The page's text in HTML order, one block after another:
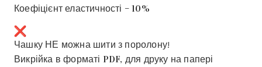
Коефіцієнт еластичності – 10%
Чашку НЕ можна шити з поролону!
Викрійка в форматі PDF, для друку на папері